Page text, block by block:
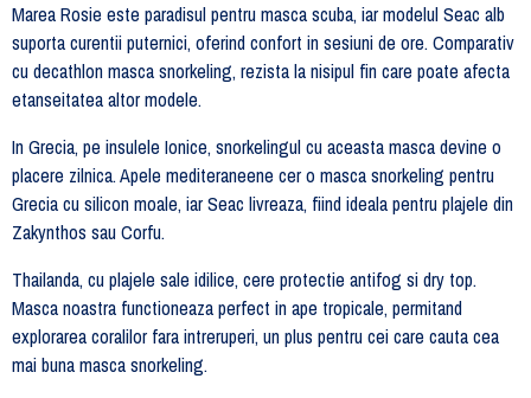
Marea Rosie este paradisul pentru masca scuba, iar modelul Seac alb
suporta curentii puternici, oferind confort in sesiuni de ore. Comparativ
cu decathlon masca snorkeling, rezista la nisipul fin care poate afecta
etanseitatea altor modele.
In Grecia, pe insulele Ionice, snorkelingul cu aceasta masca devine o
placere zilnica. Apele mediteraneene cer o masca snorkeling pentru
Grecia cu silicon moale, iar Seac livreaza, fiind ideala pentru plajele din
Zakynthos sau Corfu.
Thailanda, cu plajele sale idilice, cere protectie antifog si dry top.
Masca noastra functioneaza perfect in ape tropicale, permitand
explorarea coralilor fara intreruperi, un plus pentru cei care cauta cea
mai buna masca snorkeling.